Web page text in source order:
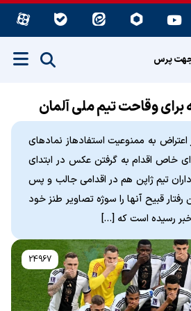
جهت پرس
وقاحت تیم ملی آلمان
اعتراض به ممنوعیت استفادهاز نمادهای
خاص اقدام به گرفتن عکس در ابتدای
تیم ژاپن هم در اقدامی جالب و پس
رفتار قبیح آنها را سوژه تصاویر طنز خود
رسیده است که […]
24967